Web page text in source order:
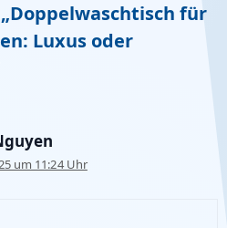
für
Luxus oder
um 11:24 Uhr